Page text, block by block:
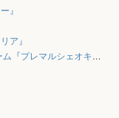
』
ア』